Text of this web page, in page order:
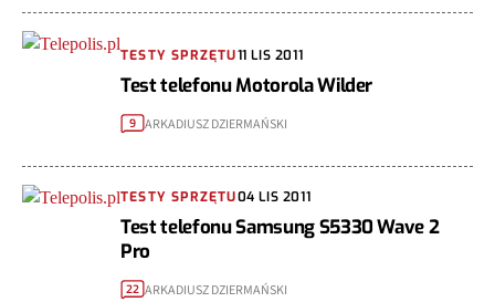
TESTY SPRZĘTU11 LIS 2011
Test telefonu Motorola Wilder
9 ARKADIUSZ DZIERMAŃSKI
TESTY SPRZĘTU04 LIS 2011
Test telefonu Samsung S5330 Wave 2
Pro
22 ARKADIUSZ DZIERMAŃSKI